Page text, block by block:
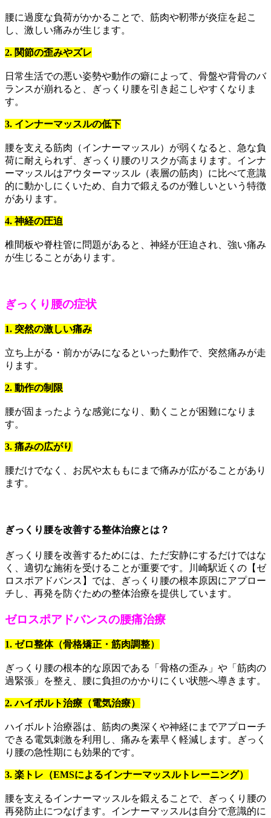
腰に過度な負荷がかかることで、筋肉や靭帯が炎症を起こ
し、激しい痛みが生じます。
2. 関節の歪みやズレ
日常生活での悪い姿勢や動作の癖によって、骨盤や背骨のバ
ランスが崩れると、ぎっくり腰を引き起こしやすくなりま
す。
3. インナーマッスルの低下
腰を支える筋肉（インナーマッスル）が弱くなると、急な負
荷に耐えられず、ぎっくり腰のリスクが高まります。インナ
ーマッスルはアウターマッスル（表層の筋肉）に比べて意識
的に動かしにくいため、自力で鍛えるのが難しいという特徴
があります。
4. 神経の圧迫
椎間板や脊柱管に問題があると、神経が圧迫され、強い痛み
が生じることがあります。
ぎっくり腰の症状
1. 突然の激しい痛み
立ち上がる・前かがみになるといった動作で、突然痛みが走
ります。
2. 動作の制限
腰が固まったような感覚になり、動くことが困難になりま
す。
3. 痛みの広がり
腰だけでなく、お尻や太ももにまで痛みが広がることがあり
ます。
ぎっくり腰を改善する整体治療とは？
ぎっくり腰を改善するためには、ただ安静にするだけではな
く、適切な施術を受けることが重要です。川崎駅近くの【ゼ
ロスポアドバンス】では、ぎっくり腰の根本原因にアプロー
チし、再発を防ぐための整体治療を提供しています。
ゼロスポアドバンスの腰痛治療
1. ゼロ整体（骨格矯正・筋肉調整）
ぎっくり腰の根本的な原因である「骨格の歪み」や「筋肉の
過緊張」を整え、腰に負担のかかりにくい状態へ導きます。
2. ハイボルト治療（電気治療）
ハイボルト治療器は、筋肉の奥深くや神経にまでアプローチ
できる電気刺激を利用し、痛みを素早く軽減します。ぎっく
り腰の急性期にも効果的です。
3. 楽トレ（EMSによるインナーマッスルトレーニング）
腰を支えるインナーマッスルを鍛えることで、ぎっくり腰の
再発防止につなげます。インナーマッスルは自分で意識的に